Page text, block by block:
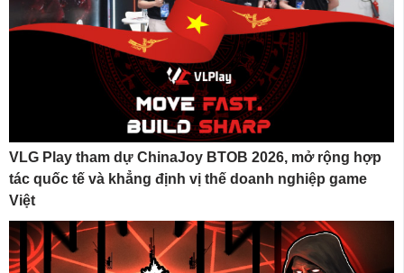
VLG Play tham dự ChinaJoy BTOB 2026, mở rộng hợp
tác quốc tế và khẳng định vị thế doanh nghiệp game
Việt